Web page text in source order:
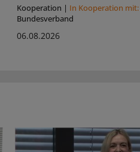
Kooperation | In Kooperation mit:
Bundesverband
06.08.2026